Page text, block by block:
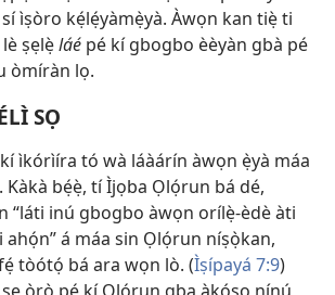
ìṣòro kẹ́lẹ́yàmẹ̀yà. Àwọn kan tiẹ̀ ti
ṣẹlẹ̀láé pé kí gbogbo èèyàn gbà pé
òmíràn lọ.
SỌ
ìkórìíra tó wà láàárín àwọn ẹ̀yà máa
Kàkà bẹ́ẹ̀, tí Ìjọba Ọlọ́run bá dé,
inú gbogbo àwọn orílẹ̀-èdè àti
ahọ́n” á máa sin Ọlọ́run níṣọ̀kan,
tòótọ́ bá ara wọn lò. (Ìṣípayá 7:9)